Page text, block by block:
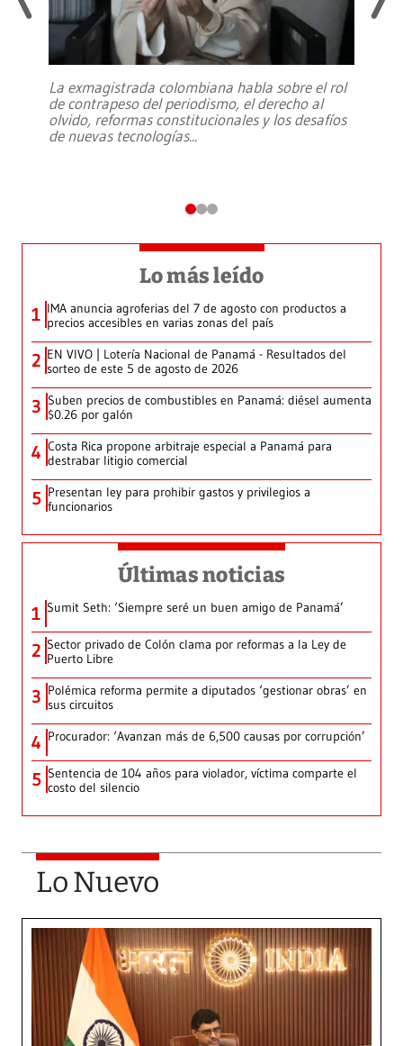
La exmagistrada colombiana habla sobre el rol
de contrapeso del periodismo, el derecho al
olvido, reformas constitucionales y los desafíos
de nuevas tecnologías...
Lo más leído
1 IMA anuncia agroferias del 7 de agosto con productos a
precios accesibles en varias zonas del país
2 EN VIVO | Lotería Nacional de Panamá - Resultados del
sorteo de este 5 de agosto de 2026
3 Suben precios de combustibles en Panamá: diésel aumenta
$0.26 por galón
4 Costa Rica propone arbitraje especial a Panamá para
destrabar litigio comercial
5 Presentan ley para prohibir gastos y privilegios a
funcionarios
Últimas noticias
1 Sumit Seth: ‘Siempre seré un buen amigo de Panamá’
2 Sector privado de Colón clama por reformas a la Ley de
Puerto Libre
3 Polémica reforma permite a diputados ‘gestionar obras’ en
sus circuitos
4 Procurador: ‘Avanzan más de 6,500 causas por corrupción’
5 Sentencia de 104 años para violador, víctima comparte el
costo del silencio
Lo Nuevo